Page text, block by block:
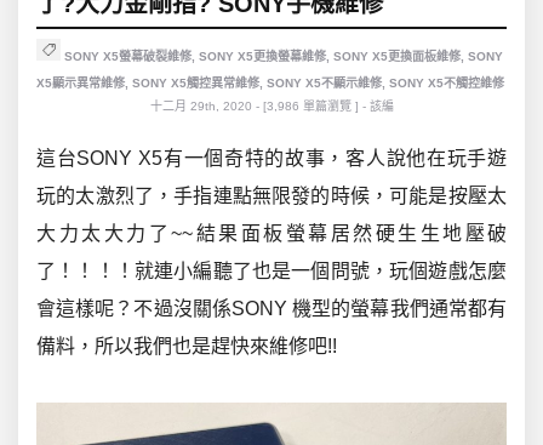
SONY X5螢幕破裂維修 SONY X5更換螢幕維修 SONY X5更換面板維修 SONY
X5顯示異常維修 SONY X5觸控異常維修 SONY X5不顯示維修 SONY X5不觸控維修
十二月 29th, 2020 - [3,986 單篇瀏覽 ] - 該編
這台SONY X5有一個奇特的故事，客人說他在玩手遊
玩的太激烈了，手指連點無限發的時候，可能是按壓太
大力太大力了~~結果面板螢幕居然硬生生地壓破
了！！！！就連小編聽了也是一個問號，玩個遊戲怎麼
會這樣呢？不過沒關係SONY 機型的螢幕我們通常都有
備料，所以我們也是趕快來維修吧!!